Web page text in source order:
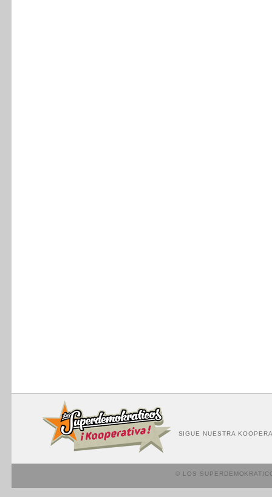
SIGUE NUESTRA
© LOS